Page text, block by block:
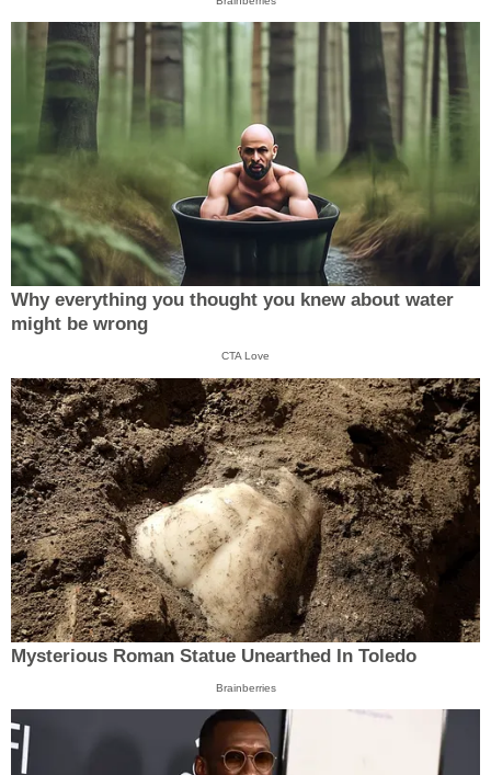
Why everything you thought you knew about water
might be wrong
CTA Love
Mysterious Roman Statue Unearthed In Toledo
Brainberries